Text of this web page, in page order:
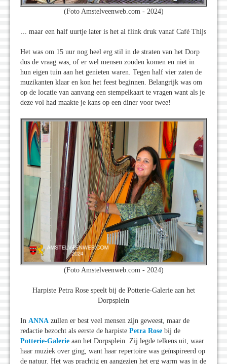
(Foto Amstelveenweb.com - 2024)
... maar een half uurtje later is het al flink druk vanaf Café Thijs
Het was om 15 uur nog heel erg stil in de straten van het Dorp
dus de vraag was, of er wel mensen zouden komen en niet in
hun eigen tuin aan het genieten waren. Tegen half vier zaten de
muzikanten klaar en kon het feest beginnen. Belangrijk was om
op de locatie van aanvang een stempelkaart te vragen want als je
deze vol had maakte je kans op een diner voor twee!
(Foto Amstelveenweb.com - 2024)
Harpiste Petra Rose speelt bij de Potterie-Galerie aan het
Dorpsplein
In ANNA zullen er best veel mensen zijn geweest, maar de
redactie bezocht als eerste de harpiste Petra Rose bij de
Potterie-Galerie aan het Dorpsplein. Zij legde telkens uit, waar
haar muziek over ging, want haar repertoire was geïnspireerd op
de natuur. Het was prachtig en aangezien het erg warm was in de